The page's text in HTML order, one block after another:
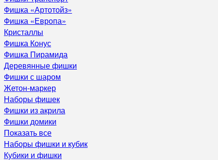
Фишка «Артотойз»
Фишка «Европа»
Кристаллы
Фишка Конус
Фишка Пирамида
Деревянные фишки
Фишки с шаром
Жетон-маркер
Наборы фишек
Фишки из акрила
Фишки домики
Показать все
Наборы фишки и кубик
Кубики и фишки